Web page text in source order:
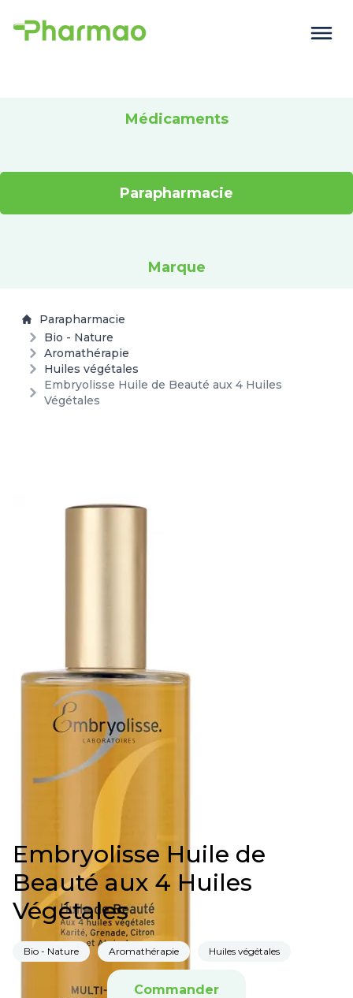
Médicaments
Parapharmacie
Marque
Parapharmacie
Bio - Nature
Aromathérapie
Huiles végétales
Embryolisse Huile de Beauté aux 4 Huiles
Végétales
Embryolisse Huile de
Beauté aux 4 Huiles
Végétales
Bio - Nature Aromathérapie Huiles végétales
Commander